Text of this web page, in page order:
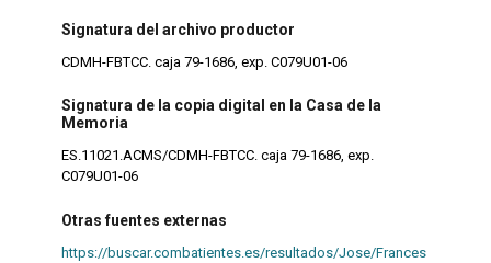
Signatura del archivo productor
CDMH-FBTCC. caja 79-1686, exp. C079U01-06
Signatura de la copia digital en la Casa de la
Memoria
ES.11021.ACMS/CDMH-FBTCC. caja 79-1686, exp.
C079U01-06
Otras fuentes externas
https://buscar.combatientes.es/resultados/Jose/Frances